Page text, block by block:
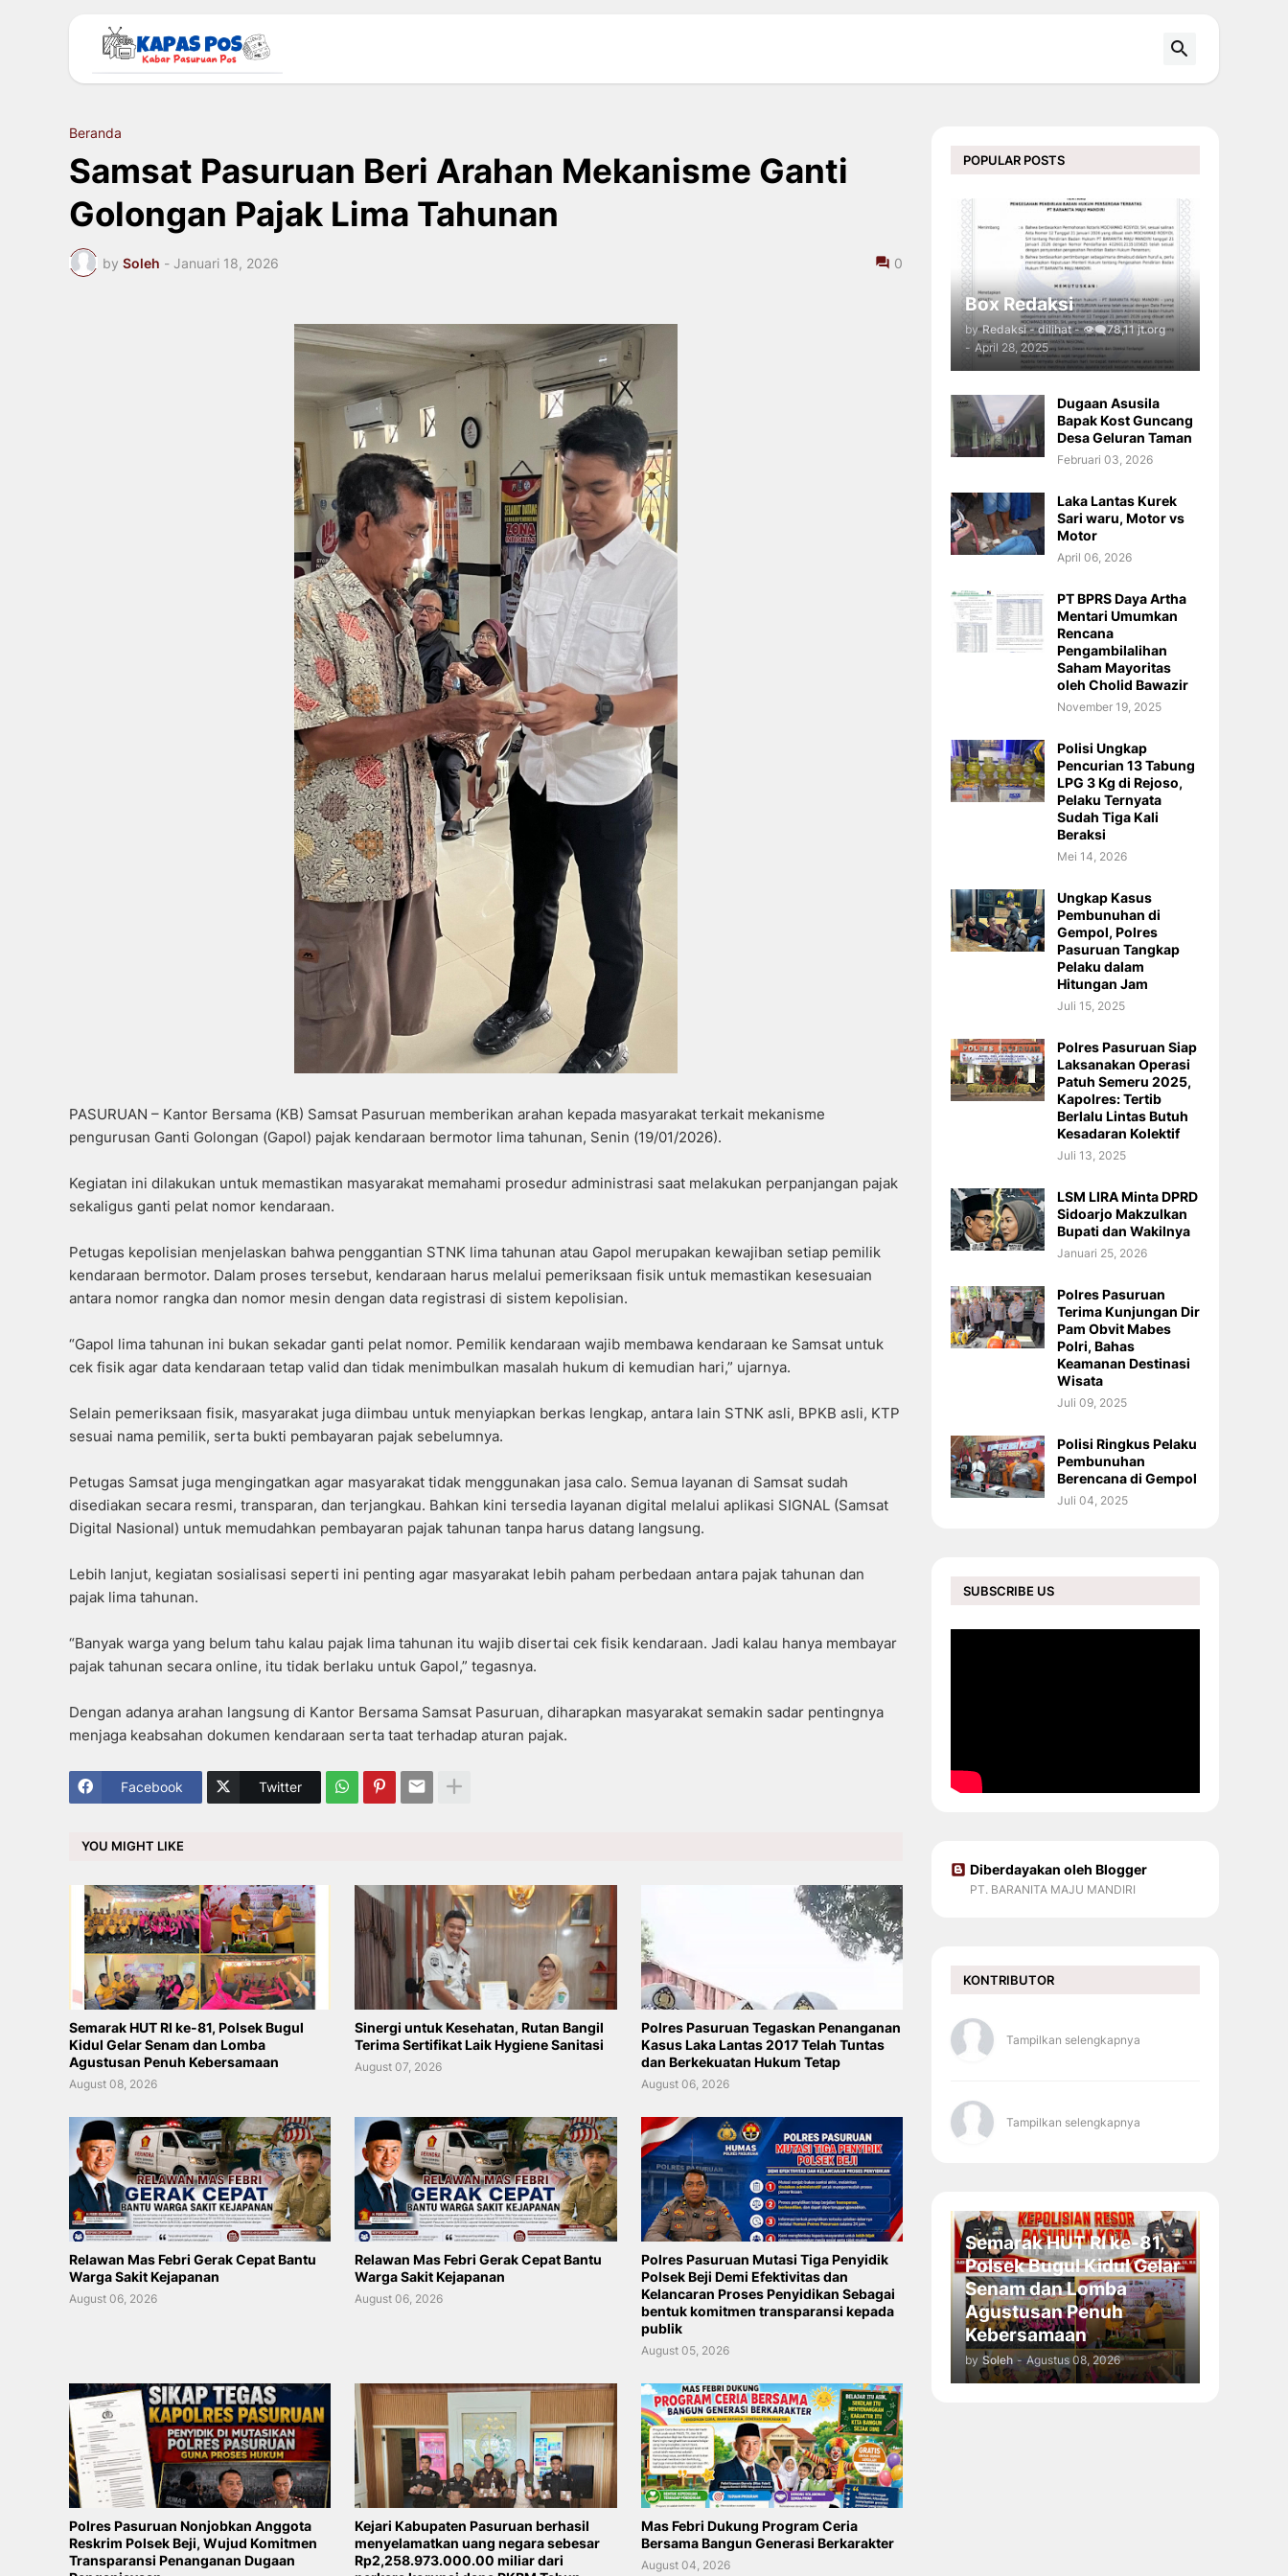
Beranda
Samsat Pasuruan Beri Arahan Mekanisme Ganti
Golongan Pajak Lima Tahunan
by Soleh - Januari 18, 2026 0
PASURUAN – Kantor Bersama (KB) Samsat Pasuruan memberikan arahan kepada masyarakat terkait mekanisme
pengurusan Ganti Golongan (Gapol) pajak kendaraan bermotor lima tahunan, Senin (19/01/2026).
Kegiatan ini dilakukan untuk memastikan masyarakat memahami prosedur administrasi saat melakukan perpanjangan pajak
sekaligus ganti pelat nomor kendaraan.
Petugas kepolisian menjelaskan bahwa penggantian STNK lima tahunan atau Gapol merupakan kewajiban setiap pemilik
kendaraan bermotor. Dalam proses tersebut, kendaraan harus melalui pemeriksaan fisik untuk memastikan kesesuaian
antara nomor rangka dan nomor mesin dengan data registrasi di sistem kepolisian.
“Gapol lima tahunan ini bukan sekadar ganti pelat nomor. Pemilik kendaraan wajib membawa kendaraan ke Samsat untuk
cek fisik agar data kendaraan tetap valid dan tidak menimbulkan masalah hukum di kemudian hari,” ujarnya.
Selain pemeriksaan fisik, masyarakat juga diimbau untuk menyiapkan berkas lengkap, antara lain STNK asli, BPKB asli, KTP
sesuai nama pemilik, serta bukti pembayaran pajak sebelumnya.
Petugas Samsat juga mengingatkan agar masyarakat tidak menggunakan jasa calo. Semua layanan di Samsat sudah
disediakan secara resmi, transparan, dan terjangkau. Bahkan kini tersedia layanan digital melalui aplikasi SIGNAL (Samsat
Digital Nasional) untuk memudahkan pembayaran pajak tahunan tanpa harus datang langsung.
Lebih lanjut, kegiatan sosialisasi seperti ini penting agar masyarakat lebih paham perbedaan antara pajak tahunan dan
pajak lima tahunan.
“Banyak warga yang belum tahu kalau pajak lima tahunan itu wajib disertai cek fisik kendaraan. Jadi kalau hanya membayar
pajak tahunan secara online, itu tidak berlaku untuk Gapol,” tegasnya.
Dengan adanya arahan langsung di Kantor Bersama Samsat Pasuruan, diharapkan masyarakat semakin sadar pentingnya
menjaga keabsahan dokumen kendaraan serta taat terhadap aturan pajak.
Facebook Twitter
YOU MIGHT LIKE
Semarak HUT RI ke-81, Polsek Bugul
Kidul Gelar Senam dan Lomba
Agustusan Penuh Kebersamaan
August 08, 2026
Sinergi untuk Kesehatan, Rutan Bangil
Terima Sertifikat Laik Hygiene Sanitasi
August 07, 2026
Polres Pasuruan Tegaskan Penanganan
Kasus Laka Lantas 2017 Telah Tuntas
dan Berkekuatan Hukum Tetap
August 06, 2026
Relawan Mas Febri Gerak Cepat Bantu
Warga Sakit Kejapanan
August 06, 2026
Relawan Mas Febri Gerak Cepat Bantu
Warga Sakit Kejapanan
August 06, 2026
Polres Pasuruan Mutasi Tiga Penyidik
Polsek Beji Demi Efektivitas dan
Kelancaran Proses Penyidikan Sebagai
bentuk komitmen transparansi kepada
publik
August 05, 2026
Polres Pasuruan Nonjobkan Anggota
Reskrim Polsek Beji, Wujud Komitmen
Transparansi Penanganan Dugaan
Kejari Kabupaten Pasuruan berhasil
menyelamatkan uang negara sebesar
Rp2,258.973.000.00 miliar dari
Mas Febri Dukung Program Ceria
Bersama Bangun Generasi Berkarakter
August 04, 2026
POPULAR POSTS
Box Redaksi
by Redaksi - dilihat - 👁️‍🗨️78,11 jt.org
- April 28, 2025
Dugaan Asusila
Bapak Kost Guncang
Desa Geluran Taman
Februari 03, 2026
Laka Lantas Kurek
Sari waru, Motor vs
Motor
April 06, 2026
PT BPRS Daya Artha
Mentari Umumkan
Rencana
Pengambilalihan
Saham Mayoritas
oleh Cholid Bawazir
November 19, 2025
Polisi Ungkap
Pencurian 13 Tabung
LPG 3 Kg di Rejoso,
Pelaku Ternyata
Sudah Tiga Kali
Beraksi
Mei 14, 2026
Ungkap Kasus
Pembunuhan di
Gempol, Polres
Pasuruan Tangkap
Pelaku dalam
Hitungan Jam
Juli 15, 2025
Polres Pasuruan Siap
Laksanakan Operasi
Patuh Semeru 2025,
Kapolres: Tertib
Berlalu Lintas Butuh
Kesadaran Kolektif
Juli 13, 2025
LSM LIRA Minta DPRD
Sidoarjo Makzulkan
Bupati dan Wakilnya
Januari 25, 2026
Polres Pasuruan
Terima Kunjungan Dir
Pam Obvit Mabes
Polri, Bahas
Keamanan Destinasi
Wisata
Juli 09, 2025
Polisi Ringkus Pelaku
Pembunuhan
Berencana di Gempol
Juli 04, 2025
SUBSCRIBE US
Diberdayakan oleh Blogger
PT. BARANITA MAJU MANDIRI
KONTRIBUTOR
Tampilkan selengkapnya
Tampilkan selengkapnya
Semarak HUT RI ke-81,
Polsek Bugul Kidul Gelar
Senam dan Lomba
Agustusan Penuh
Kebersamaan
by Soleh - Agustus 08, 2026